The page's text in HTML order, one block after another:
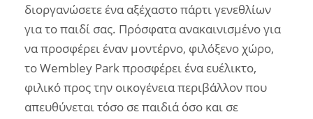
διοργανώσετε ένα αξέχαστο πάρτι γενεθλίων
για το παιδί σας. Πρόσφατα ανακαινισμένο για
να προσφέρει έναν μοντέρνο, φιλόξενο χώρο,
το Wembley Park προσφέρει ένα ευέλικτο,
φιλικό προς την οικογένεια περιβάλλον που
απευθύνεται τόσο σε παιδιά όσο και σε